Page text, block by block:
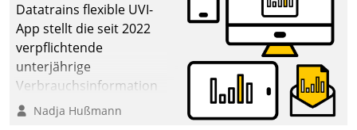
Datatrains flexible UVI-
App stellt die seit 2022
verpflichtende
unterjährige
Verbrauchsinformation
schnell, zuverlässig und
Nadja Hußmann